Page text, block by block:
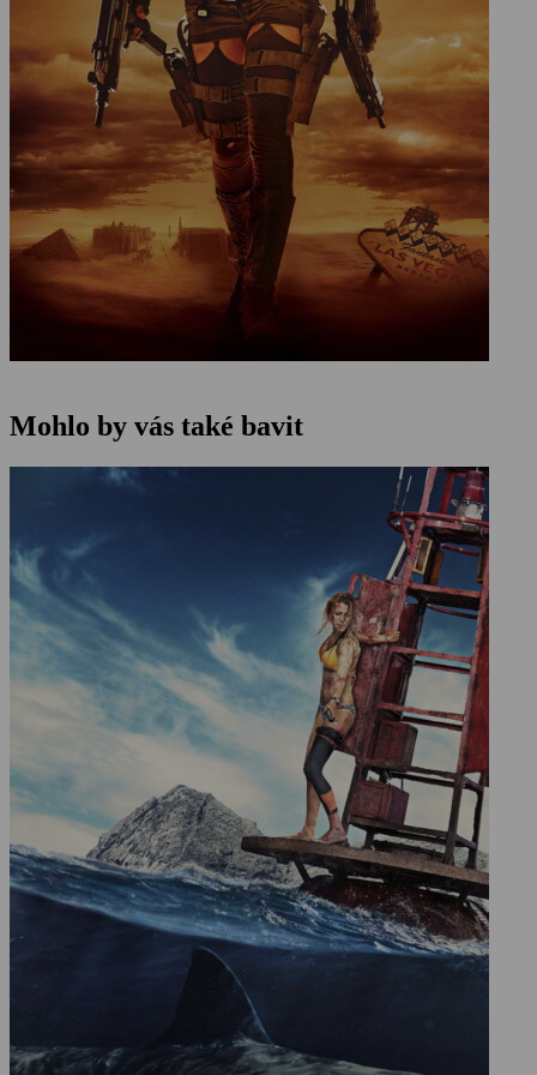
Mohlo by vás také bavit